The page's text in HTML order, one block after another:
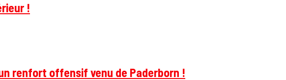
!
renfort offensif venu de Paderborn !